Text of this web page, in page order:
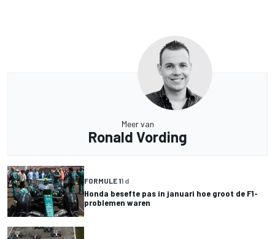
Meer van
Ronald Vording
FORMULE 11 d
Honda besefte pas in januari hoe groot de F1-
problemen waren